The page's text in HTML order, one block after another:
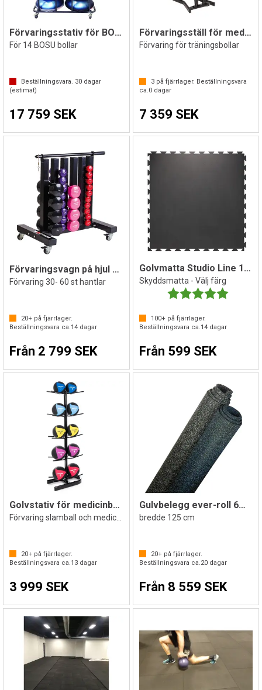
Förvaringsstativ för BOSU bollar
För 14 BOSU bollar
Beställningsvara. 30 dagar
(estimat)
17 759 SEK
Förvaringsställ för medicinbollar 10 st
Förvaring för träningsbollar
3på fjärrlager. Beställningsvara
ca.0dagar
7 359 SEK
Förvaringsvagn på hjul för hantlar
Förvaring 30- 60 st hantlar
20+ på fjärrlager.
Beställningsvara ca.14 dagar
Från 2 799 SEK
Golvmatta Studio Line 100x100x1,4 cm
Skyddsmatta - Välj färg
Betyg:
100+på fjärrlager.
Beställningsvara ca.14dagar
Från 599 SEK
Golvstativ för medicinbollar
20+ på fjärrlager.
Beställningsvara ca.13 dagar
3 999 SEK
Gulvbelegg ever-roll 6mm svart/blå
bredde 125 cm
20+på fjärrlager.
Beställningsvara ca.20dagar
Från 8 559 SEK